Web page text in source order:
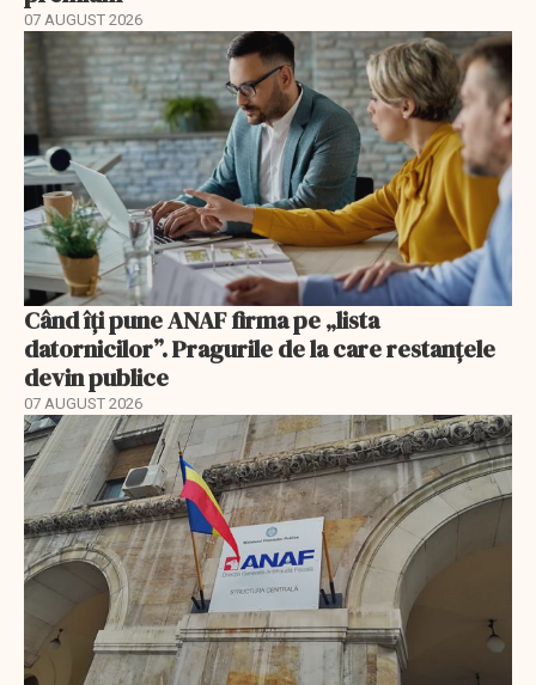
07 AUGUST 2026
Când îți pune ANAF firma pe „lista
datornicilor”. Pragurile de la care restanțele
devin publice
07 AUGUST 2026